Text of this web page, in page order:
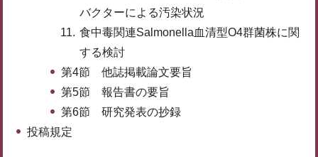
バクターによる汚染状況
食中毒関連Salmonella血清型O4群菌株に関
する検討
第4節 他誌掲載論文要旨
第5節 報告書の要旨
第6節 研究発表の抄録
投稿規定